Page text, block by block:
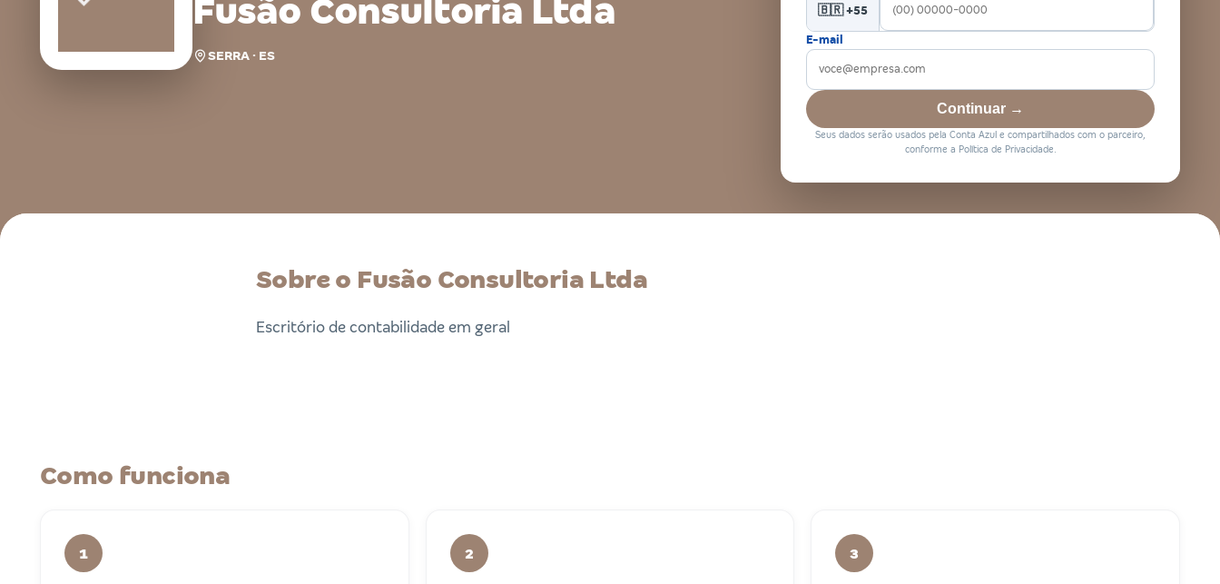
Fusão Consultoria Ltda
SERRA · ES
🇧🇷 +55
E-mail
Continuar →
Seus dados serão usados pela Conta Azul e compartilhados com o parceiro,
conforme a Política de Privacidade.
Sobre o Fusão Consultoria Ltda
Escritório de contabilidade em geral
Como funciona
1 2 3